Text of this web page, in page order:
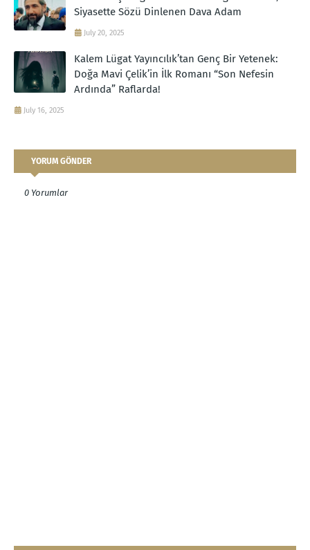
Siyasette Sözü Dinlenen Dava Adam
July 20, 2025
Kalem Lügat Yayıncılık’tan Genç Bir Yetenek:
Doğa Mavi Çelik’in İlk Romanı “Son Nefesin
Ardında” Raflarda!
July 16, 2025
YORUM GÖNDER
0 Yorumlar